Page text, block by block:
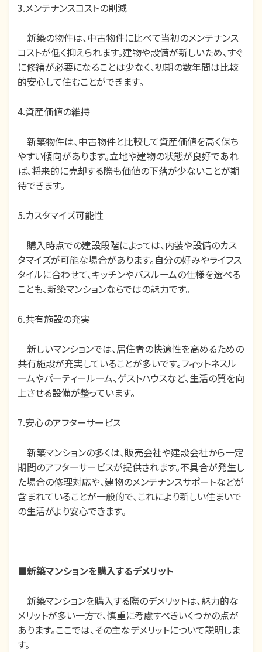
3.メンテナンスコストの削減
新築の物件は、中古物件に比べて当初のメンテナンス
コストが低く抑えられます。建物や設備が新しいため、すぐ
に修繕が必要になることは少なく、初期の数年間は比較
的安心して住むことができます。
4.資産価値の維持
新築物件は、中古物件と比較して資産価値を高く保ち
やすい傾向があります。立地や建物の状態が良好であれ
ば、将来的に売却する際も価値の下落が少ないことが期
待できます。
5.カスタマイズ可能性
購入時点での建設段階によっては、内装や設備のカス
タマイズが可能な場合があります。自分の好みやライフス
タイルに合わせて、キッチンやバスルームの仕様を選べる
ことも、新築マンションならではの魅力です。
6.共有施設の充実
新しいマンションでは、居住者の快適性を高めるための
共有施設が充実していることが多いです。フィットネスル
ームやパーティールーム、ゲストハウスなど、生活の質を向
上させる設備が整っています。
7.安心のアフターサービス
新築マンションの多くは、販売会社や建設会社から一定
期間のアフターサービスが提供されます。不具合が発生し
た場合の修理対応や、建物のメンテナンスサポートなどが
含まれていることが一般的で、これにより新しい住まいで
の生活がより安心できます。
■新築マンションを購入するデメリット
新築マンションを購入する際のデメリットは、魅力的な
メリットが多い一方で、慎重に考慮すべきいくつかの点が
あります。ここでは、その主なデメリットについて説明しま
す。